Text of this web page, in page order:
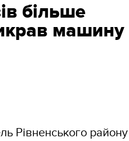
більше
машину
Рівненського району